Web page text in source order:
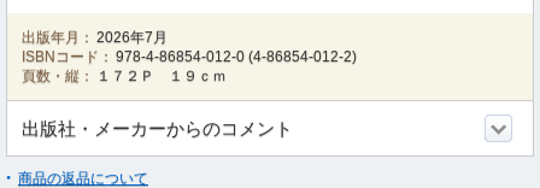
出版年月： 2026年7月
ISBNコード： 978-4-86854-012-0 (4-86854-012-2)
頁数・縦：
１７２Ｐ １９ｃｍ
出版社・メーカーからのコメント
商品の返品について